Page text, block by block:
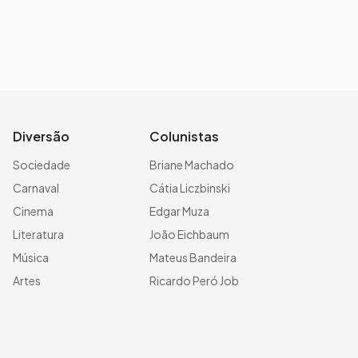
Diversão
Sociedade
Carnaval
Cinema
Literatura
Música
Artes
Colunistas
Briane Machado
Cátia Liczbinski
Edgar Muza
João Eichbaum
Mateus Bandeira
Ricardo Peró Job